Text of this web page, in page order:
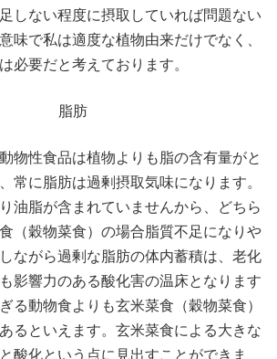
しない程度に摂取していれば問題ない
味で私は適度な植物由来だけでなく、
必要だと考えております。
脂肪
物性食品は植物よりも脂の含有量がと
常に脂肪は過剰摂取気味になります。
油脂が含まれていませんから、どちら
（穀物菜食）の場合脂質不足になりや
ながら過剰な脂肪の体内蓄積は、老化
影響力のある酸化害の温床となります
る動物食よりも玄米菜食（穀物菜食）
るといえます。玄米菜食による大きな
酸化という点に見出すことができま